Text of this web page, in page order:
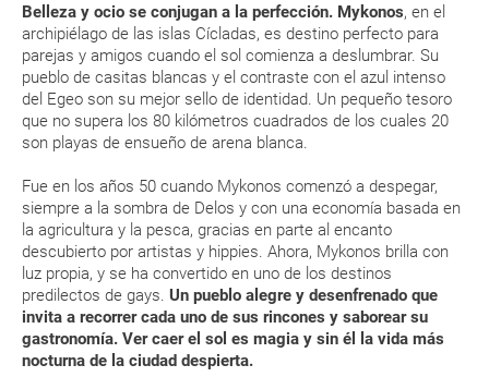
Belleza y ocio se conjugan a la perfección. Mykonos, en el
archipiélago de las islas Cícladas, es destino perfecto para
parejas y amigos cuando el sol comienza a deslumbrar. Su
pueblo de casitas blancas y el contraste con el azul intenso
del Egeo son su mejor sello de identidad. Un pequeño tesoro
que no supera los 80 kilómetros cuadrados de los cuales 20
son playas de ensueño de arena blanca.
Fue en los años 50 cuando Mykonos comenzó a despegar,
siempre a la sombra de Delos y con una economía basada en
la agricultura y la pesca, gracias en parte al encanto
descubierto por artistas y hippies. Ahora, Mykonos brilla con
luz propia, y se ha convertido en uno de los destinos
predilectos de gays. Un pueblo alegre y desenfrenado que
invita a recorrer cada uno de sus rincones y saborear su
gastronomía. Ver caer el sol es magia y sin él la vida más
nocturna de la ciudad despierta.
Cnosos, una de
las siete
maravillas de
Grecia
ciudad donde
comenzaron
los Juegos
Olímpicos
los lugares
importantes
la antigua
Asistencia sanitaria
a que muchas de ellas exigen la presentación de la tarjeta de embarque
(que deberás realizar a través de su web) para que no te carguen un
suplemento extra en el mismo aeropuerto.
En caso de tener que enviarte la documentación de un paquete
vacacional (Caribe, circuitos, tours...) te enviaremos la documentación
de tu reserva alrededor de 10 días antes de salida, la cual deberás
imprimir y llevar contigo en el viaje.
aérea a la hora de realizar el check-in el día de la salida.
MODIFICACIÓN ó CANCELACIÓN ¿Puedo anular o
modificar una reserva del viaje? ¿Qué gastos puede
generar una anulación o modificación del viaje?
¿Qué caducidad debe tener mi pasaporte para ir